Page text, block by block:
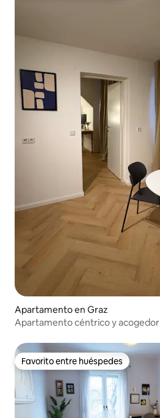
Apartamento en Graz
Apartamento céntrico y acogedor
Favorito entre huéspedes
Favorito entre huéspedes